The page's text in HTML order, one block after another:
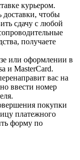
курьером.
доставки, чтобы
сдачу с любой
получаете
или оформлении в
и MasterCard.
вас на
ввести номер
покупки
платежного
форму по